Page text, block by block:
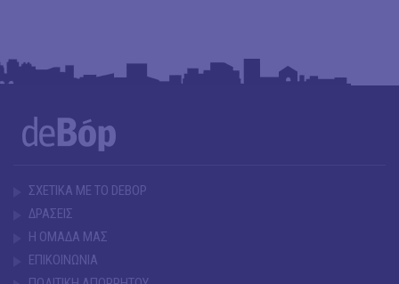
ΣΧΕΤΙΚΑ ΜΕ ΤΟ DEBOP
ΔΡΑΣΕΙΣ
Η ΟΜΑΔΑ ΜΑΣ
ΕΠΙΚΟΙΝΩΝΙΑ